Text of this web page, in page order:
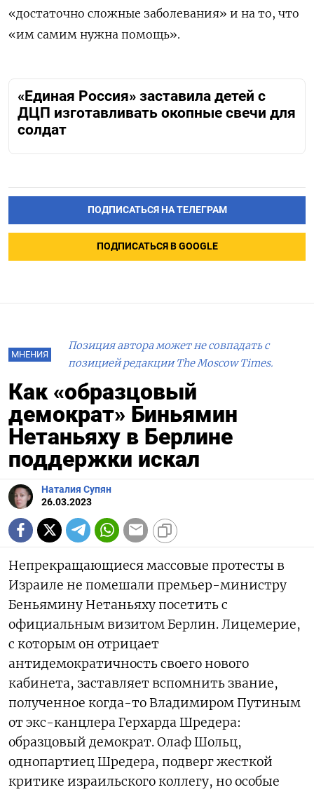
«достаточно сложные заболевания» и на то, что
«им самим нужна помощь».
«Единая Россия» заставила детей с
ДЦП изготавливать окопные свечи для
солдат
ПОДПИСАТЬСЯ НА ТЕЛЕГРАМ
ПОДПИСАТЬСЯ В GOOGLE
МНЕНИЯ
Позиция автора может не совпадать с
позицией редакции The Moscow Times.
Как «образцовый
демократ» Биньямин
Нетаньяху в Берлине
поддержки искал
Наталия Супян
26.03.2023
Непрекращающиеся массовые протесты в
Израиле не помешали премьер-министру
Беньямину Нетаньяху посетить с
официальным визитом Берлин. Лицемерие,
с которым он отрицает
антидемократичность своего нового
кабинета, заставляет вспомнить звание,
полученное когда-то Владимиром Путиным
от экс-канцлера Герхарда Шредера:
образцовый демократ. Олаф Шольц,
однопартиец Шредера, подверг жесткой
критике израильского коллегу, но особые